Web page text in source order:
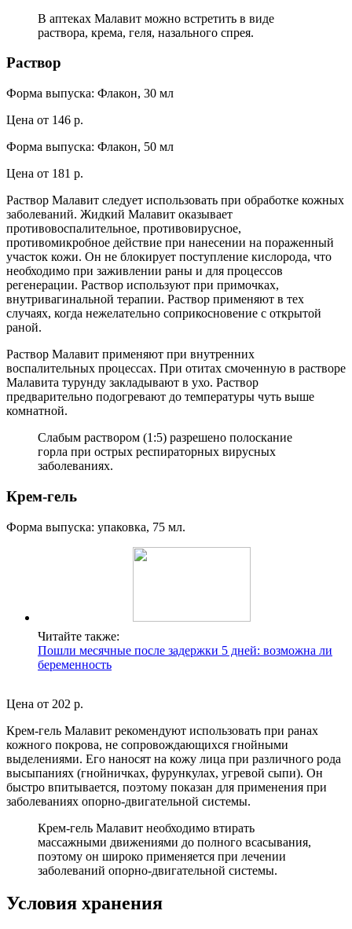
В аптеках Малавит можно встретить в виде
раствора, крема, геля, назального спрея.
Раствор
Форма выпуска: Флакон, 30 мл
Цена от 146 р.
Форма выпуска: Флакон, 50 мл
Цена от 181 р.
Раствор Малавит следует использовать при обработке кожных
заболеваний. Жидкий Малавит оказывает
противовоспалительное, противовирусное,
противомикробное действие при нанесении на пораженный
участок кожи. Он не блокирует поступление кислорода, что
необходимо при заживлении раны и для процессов
регенерации. Раствор используют при примочках,
внутривагинальной терапии. Раствор применяют в тех
случаях, когда нежелательно соприкосновение с открытой
раной.
Раствор Малавит применяют при внутренних
воспалительных процессах. При отитах смоченную в растворе
Малавита турунду закладывают в ухо. Раствор
предварительно подогревают до температуры чуть выше
комнатной.
Слабым раствором (1:5) разрешено полоскание
горла при острых респираторных вирусных
заболеваниях.
Крем-гель
Форма выпуска: упаковка, 75 мл.
Читайте также:
Пошли месячные после задержки 5 дней: возможна ли
беременность
Цена от 202 р.
Крем-гель Малавит рекомендуют использовать при ранах
кожного покрова, не сопровождающихся гнойными
выделениями. Его наносят на кожу лица при различного рода
высыпаниях (гнойничках, фурункулах, угревой сыпи). Он
быстро впитывается, поэтому показан для применения при
заболеваниях опорно-двигательной системы.
Крем-гель Малавит необходимо втирать
массажными движениями до полного всасывания,
поэтому он широко применяется при лечении
заболеваний опорно-двигательной системы.
Условия хранения